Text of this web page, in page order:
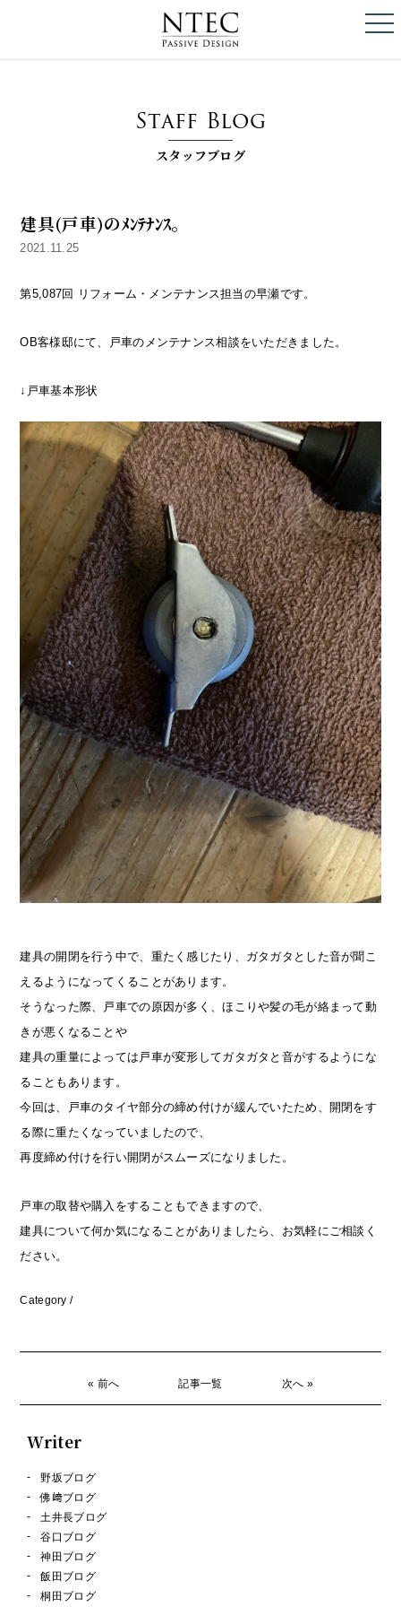
Staff Blog
スタッフブログ
建具(戸車)のﾒﾝﾃﾅﾝｽ。
2021.11.25
第5,087回 リフォーム・メンテナンス担当の早瀬です。
OB客様邸にて、戸車のメンテナンス相談をいただきました。
↓戸車基本形状
建具の開閉を行う中で、重たく感じたり、ガタガタとした音が聞こ
えるようになってくることがあります。
そうなった際、戸車での原因が多く、ほこりや髪の毛が絡まって動
きが悪くなることや
建具の重量によっては戸車が変形してガタガタと音がするようにな
ることもあります。
今回は、戸車のタイヤ部分の締め付けが緩んでいたため、開閉をす
る際に重たくなっていましたので、
再度締め付けを行い開閉がスムーズになりました。
戸車の取替や購入をすることもできますので、
建具について何か気になることがありましたら、お気軽にご相談く
ださい。
Category /
« 前へ 記事一覧 次へ »
Writer
野坂ブログ
佛﨑ブログ
土井長ブログ
谷口ブログ
神田ブログ
飯田ブログ
桐田ブログ